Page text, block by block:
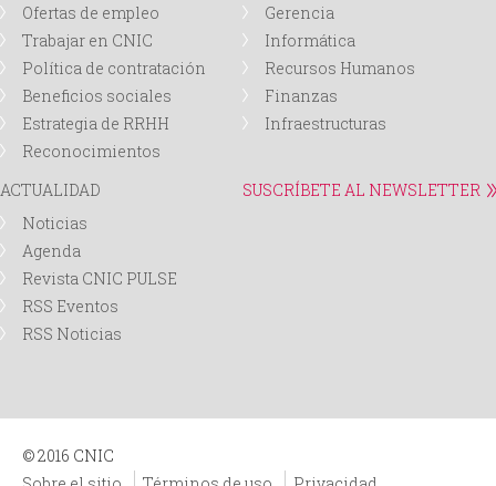
d
a
Ofertas de empleo
Trabajar en CNIC
Política de contratación
Beneficios sociales
Estrategia de RRHH
Reconocimientos
Gerencia
Informática
Recursos Humanos
Finanzas
Infraestructuras
ACTUALIDAD
Noticias
Agenda
Revista CNIC PULSE
RSS Eventos
RSS Noticias
SUSCRÍBETE AL NEWSLETTER
© 2016 CNIC